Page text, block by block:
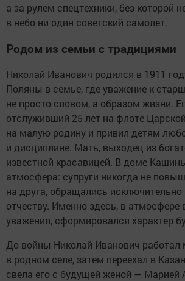
а за рулем спецтехники, без которой
в небо ни один советский самолет.
Родом из семьи с традициями
Николай Иванович родился в 1911
Поляны в семье, где уважение к
не просто словом, а образом жизни.
отслуживший 25 лет на флоте
на малую родину и привил детям
и дисциплине. Мать, выходец из
известной красавицей. В доме
атмосфера: супруги никогда не
на друга, обращались исключительно
отчеству. Именно здесь, в атмосфере
уважения, сформировался характер
До войны Николай Иванович работал
в родном селе, затем переехал в
свела его с будущей женой — Марией